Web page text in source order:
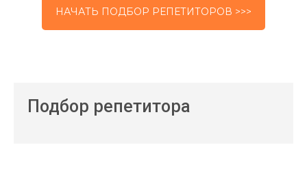
НАЧАТЬ ПОДБОР РЕПЕТИТОРОВ >>>
Подбор репетитора